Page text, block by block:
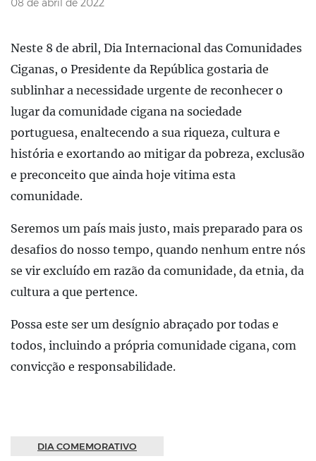
08 de abril de 2022
Neste 8 de abril, Dia Internacional das Comunidades
Ciganas, o Presidente da República gostaria de
sublinhar a necessidade urgente de reconhecer o
lugar da comunidade cigana na sociedade
portuguesa, enaltecendo a sua riqueza, cultura e
história e exortando ao mitigar da pobreza, exclusão
e preconceito que ainda hoje vitima esta
comunidade.
Seremos um país mais justo, mais preparado para os
desafios do nosso tempo, quando nenhum entre nós
se vir excluído em razão da comunidade, da etnia, da
cultura a que pertence.
Possa este ser um desígnio abraçado por todas e
todos, incluindo a própria comunidade cigana, com
convicção e responsabilidade.
DIA COMEMORATIVO